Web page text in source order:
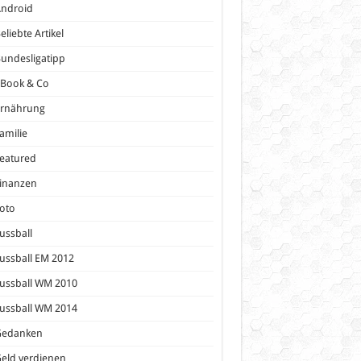
Artikel
& Co
EM 2012
WM 2010
WM 2014
verdienen